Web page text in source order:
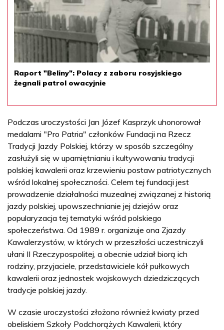
Raport "Beliny": Polacy z zaboru rosyjskiego
żegnali patrol owacyjnie
Podczas uroczystości Jan Józef Kasprzyk uhonorował
medalami "Pro Patria" członków Fundacji na Rzecz
Tradycji Jazdy Polskiej, którzy w sposób szczególny
zasłużyli się w upamiętnianiu i kultywowaniu tradycji
polskiej kawalerii oraz krzewieniu postaw patriotycznych
wśród lokalnej społeczności. Celem tej fundacji jest
prowadzenie działalności muzealnej związanej z historią
jazdy polskiej, upowszechnianie jej dziejów oraz
popularyzacja tej tematyki wśród polskiego
społeczeństwa. Od 1989 r. organizuje ona Zjazdy
Kawalerzystów, w których w przeszłości uczestniczyli
ułani II Rzeczypospolitej, a obecnie udział biorą ich
rodziny, przyjaciele, przedstawiciele kół pułkowych
kawalerii oraz jednostek wojskowych dziedziczących
tradycje polskiej jazdy.
W czasie uroczystości złożono również kwiaty przed
obeliskiem Szkoły Podchorążych Kawalerii, który